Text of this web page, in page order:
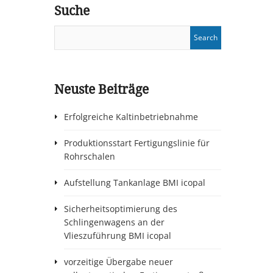
Suche
Neuste Beiträge
Erfolgreiche Kaltinbetriebnahme
Produktionsstart Fertigungslinie für
Rohrschalen
Aufstellung Tankanlage BMI icopal
Sicherheitsoptimierung des
Schlingenwagens an der
Vlieszuführung BMI icopal
vorzeitige Übergabe neuer